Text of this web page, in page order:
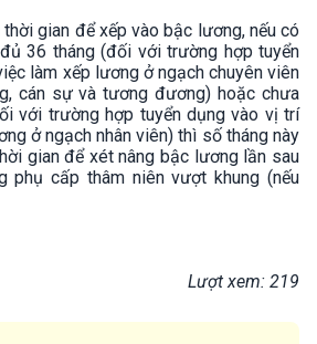
gian để xếp vào bậc lương, nếu có
36 tháng (đối với trường hợp tuyển
làm xếp lương ở ngạch chuyên viên
cán sự và tương đương) hoặc chưa
với trường hợp tuyển dụng vào vị trí
ở ngạch nhân viên) thì số tháng này
gian để xét nâng bậc lương lần sau
phụ cấp thâm niên vượt khung (nếu
Lượt xem: 219